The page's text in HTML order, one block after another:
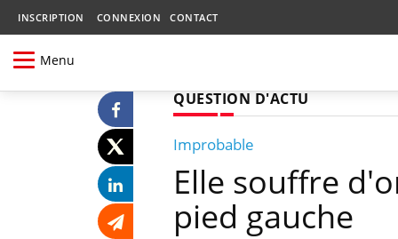
INSCRIPTION CONNEXION CONTACT
Menu
QUESTION D'ACTU
Improbable
Elle souffre
pied gauche